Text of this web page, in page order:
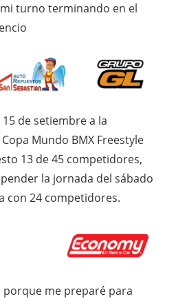
turno terminando en el
de setiembre a la
Mundo BMX Freestyle
13 de 45 competidores,
la jornada del sábado
con 24 competidores.
porque me preparé para